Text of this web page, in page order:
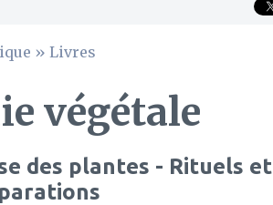
» Livres
végétale
des plantes - Rituels et